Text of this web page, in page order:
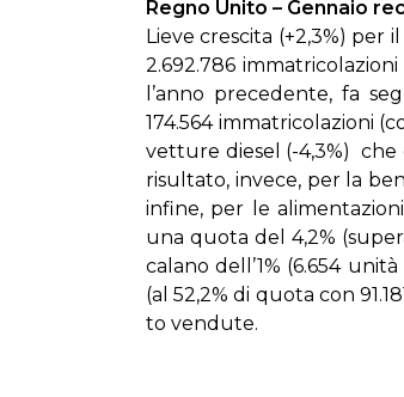
Re­gno Uni­to – Gen­na­io
Lie­ve cre­sci­ta (+2,3%) per
2.692.786
l’an­no pre­ce­den­te, fa
174.564 im­ma­tri­co­la­zio­ni
vet­tu­re die­sel (-4,3%) che
ri­sul­ta­to, in­ve­ce, per la
in­fi­ne, per le
una quo­ta del 4,2%
ca­la­no del­l’1% (6.654
(al 52,2% di quo­ta con
to ven­du­te.